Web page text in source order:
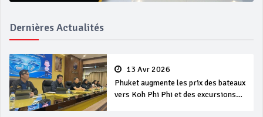
Dernières Actualités
13 Avr 2026
Phuket augmente les prix des bateaux
vers Koh Phi Phi et des excursions